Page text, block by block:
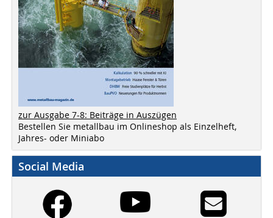
zur Ausgabe 7-8: Beiträge in Auszügen
Bestellen Sie metallbau im Onlineshop als Einzelheft,
Jahres- oder Miniabo
Social Media